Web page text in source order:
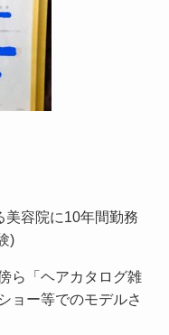
美容院に10年間勤務
)
ら「ヘアカタログ雑
ョー等でのモデルさ